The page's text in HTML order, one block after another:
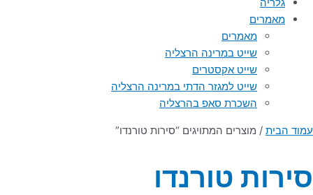
מאמרים
מאמרים
שייט במרינה הרצליה
שייט אקסטרים
שייט למגזר הדתי במרינה הרצליה
השכרת סאפ בהרצליה
עמוד הבית / מוצרים המתויגים “סירות טורנדו”
סירות טורנדו